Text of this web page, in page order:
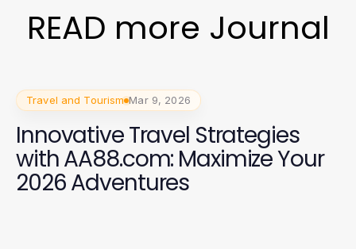
READ more Journal
Travel and Tourism Mar 9, 2026
Innovative Travel Strategies
with AA88.com: Maximize Your
2026 Adventures